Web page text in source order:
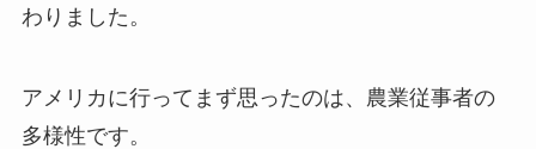
わりました。
アメリカに行ってまず思ったのは、農業従事者の
多様性です。